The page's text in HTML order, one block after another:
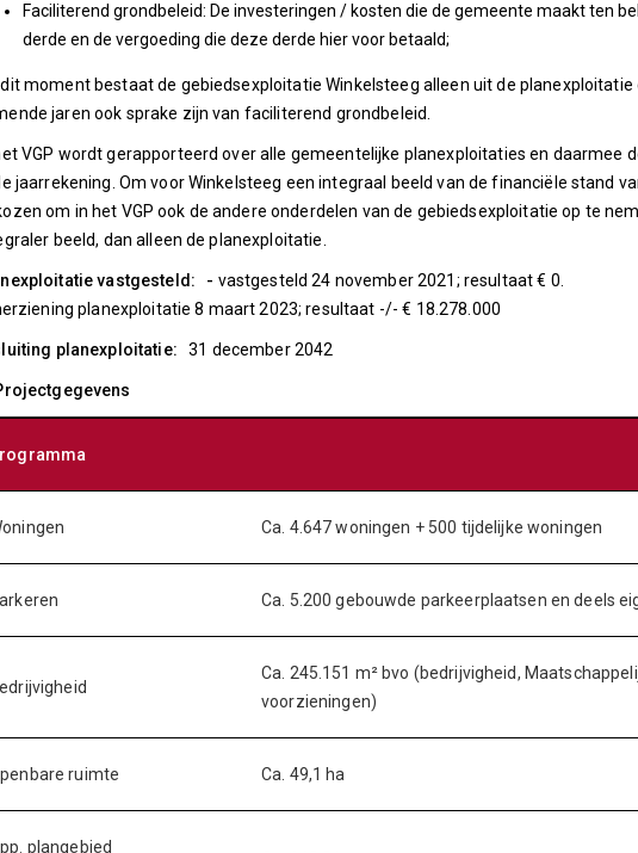
Faciliterend grondbeleid: De investeringen / kosten die de gemeente maakt ten
derde en de vergoeding die deze derde hier voor betaald;
moment bestaat de gebiedsexploitatie Winkelsteeg alleen uit de planexploitatie
jaren ook sprake zijn van faciliterend grondbeleid.
VGP wordt gerapporteerd over alle gemeentelijke planexploitaties en daarmee
jaarrekening. Om voor Winkelsteeg een integraal beeld van de financiële stand
om in het VGP ook de andere onderdelen van de gebiedsexploitatie op te
beeld, dan alleen de planexploitatie.
vastgesteld: - vastgesteld 24 november 2021; resultaat € 0.
planexploitatie 8 maart 2023; resultaat -/- € 18.278.000
planexploitatie:31 december 2042
Ca. 4.647 woningen + 500 tijdelijke woningen
Ca. 5.200 gebouwde parkeerplaatsen en deels
Ca. 245.151 m² bvo (bedrijvigheid,
voorzieningen)
ruimte Ca. 49,1 ha
plangebied